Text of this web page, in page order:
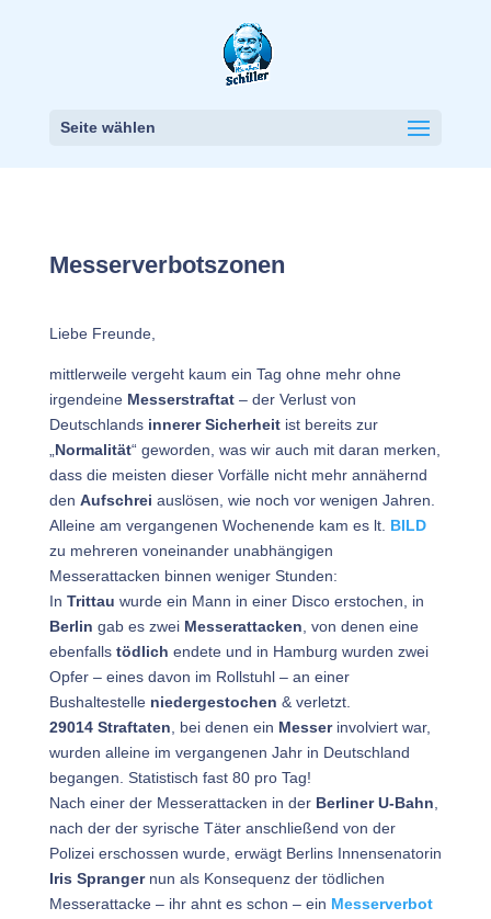
Seite wählen
Messerverbotszonen
Liebe Freunde,
mittlerweile vergeht kaum ein Tag ohne mehr ohne
irgendeine Messerstraftat– der Verlust von
Deutschlands innerer Sicherheit ist bereits zur
Normalität“ geworden, was wir auch mit daran merken,
dass die meisten dieser Vorfälle nicht mehr annähernd
den Aufschrei auslösen, wie noch vor wenigen Jahren.
Alleine am vergangenen Wochenende kam es lt. BILD
zu mehreren voneinander unabhängigen
Messerattacken binnen weniger Stunden:
In Trittau wurde ein Mann in einer Disco erstochen, in
Berlin gab es zwei Messerattacken , von denen eine
ebenfalls tödlich endete und in Hamburg wurden zwei
Opfer – eines davon im Rollstuhl – an einer
Bushaltestelle niedergestochen & verletzt.
29014 Straftaten , bei denen ein Messerinvolviert war,
wurden alleine im vergangenen Jahr in Deutschland
begangen. Statistisch fast 80 pro Tag!
Nach einer der Messerattacken in derBerliner U-Bahn
nach der der syrische Täter anschließend von der
Polizei erschossen wurde, erwägt Berlins Innensenatorin
Iris Sprangernun als Konsequenz der tödlichen
Messerattacke – ihr ahnt es schon – ein Messerverbot